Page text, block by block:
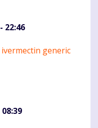
22:46
ivermectin generic